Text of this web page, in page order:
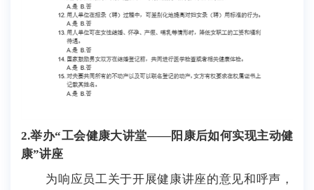
2.举办“工会健康大讲堂——阳康后如何实现主动健
康”讲座
为响应员工关于开展健康讲座的意见和呼声，